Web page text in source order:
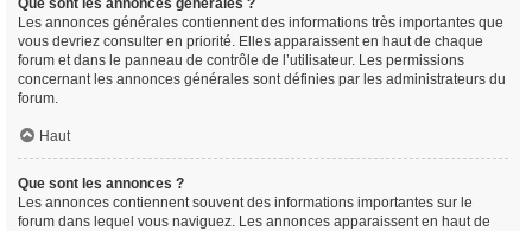
Que sont les annonces générales ?
Les annonces générales contiennent des informations très importantes que
vous devriez consulter en priorité. Elles apparaissent en haut de chaque
forum et dans le panneau de contrôle de l’utilisateur. Les permissions
concernant les annonces générales sont définies par les administrateurs du
forum.
Haut
Que sont les annonces ?
Les annonces contiennent souvent des informations importantes sur le
forum dans lequel vous naviguez. Les annonces apparaissent en haut de